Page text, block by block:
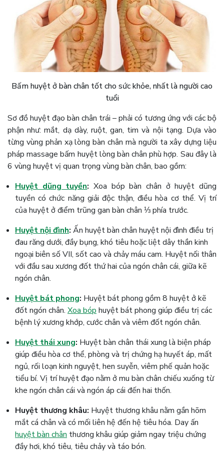
Bấm huyệt ở bàn chân tốt cho sức khỏe, nhất là người cao
tuổi
Sơ đồ huyệt đạo bàn chân trái – phải có tương ứng với các bộ
phận như: mắt, dạ dày, ruột, gan, tim và nội tạng. Dựa vào
từng vùng phản xạ lòng bàn chân mà người ta xây dựng liệu
pháp massage bấm huyệt lòng bàn chân phù hợp. Sau đây là
6 vùng huyệt vị quan trọng vùng bàn chân, bao gồm:
Huyệt dũng tuyền: Xoa bóp bàn chân ở huyệt dũng
tuyền có chức năng giải độc thận, điều hòa cơ thể. Vị trí
của huyệt ở điểm trũng gan bàn chân ⅓ phía trước.
Huyệt nội đình: Ấn huyệt bàn chân huyệt nội đình điều trị
đau răng dưới, đầy bụng, khó tiêu hoặc liệt dây thần kinh
ngoại biên số VII, sốt cao và chảy máu cam. Huyệt nối thân
với đầu sau xương đốt thứ hai của ngón chân cái, giữa kẽ
ngón chân.
Huyệt bát phong: Huyệt bát phong gồm 8 huyệt ở kẽ
đốt ngón chân. Xoa bóp huyệt bát phong giúp điều trị các
bệnh lý xương khớp, cước chân và viêm đốt ngón chân.
Huyệt thái xung: Huyệt bàn chân thái xung là biện pháp
giúp điều hòa cơ thể, phòng và trị chứng hạ huyết áp, mất
ngủ, rối loạn kinh nguyệt, hen suyễn, viêm phế quản hoặc
tiểu bí. Vị trí huyệt đạo nằm ở mu bàn chân chiếu xuống từ
khe ngón chân cái và ngón áp cái đến hai thốn.
Huyệt thương khâu: Huyệt thương khâu nằm gần hõm
mắt cá chân và có mối liên hệ đến hệ tiêu hóa. Day ấn
huyệt bàn chân thương khâu giúp giảm ngay triệu chứng
đầy hơi, khó tiêu, tiêu chảy và táo bón.